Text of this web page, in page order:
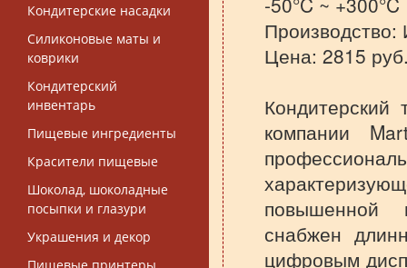
Кондитерские насадки
Силиконовые маты и
коврики
Кондитерский
инвентарь
Пищевые ингредиенты
Красители пищевые
Шоколад, шоколадные
посыпки и глазури
Украшения и декор
Цена: 2815
Кондитерский
компании
повышенной
снабжен
цифровым